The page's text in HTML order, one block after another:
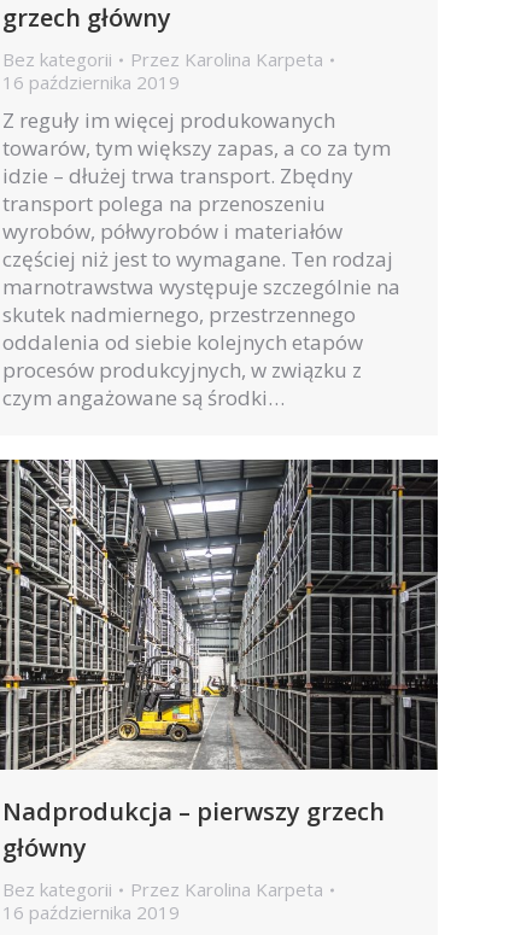
grzech główny
Bez kategorii Przez Karolina Karpeta
16 października 2019
Z reguły im więcej produkowanych
towarów, tym większy zapas, a co za tym
idzie – dłużej trwa transport. Zbędny
transport polega na przenoszeniu
wyrobów, półwyrobów i materiałów
częściej niż jest to wymagane. Ten rodzaj
marnotrawstwa występuje szczególnie na
skutek nadmiernego, przestrzennego
oddalenia od siebie kolejnych etapów
procesów produkcyjnych, w związku z
czym angażowane są środki…
Nadprodukcja – pierwszy grzech
główny
Bez kategorii Przez Karolina Karpeta
16 października 2019